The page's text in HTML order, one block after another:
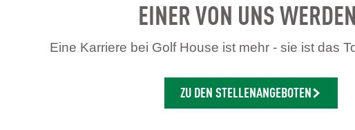
EINER VON UNS
Eine Karriere bei Golf House ist mehr - sie ist das
ZU DEN STELLENANGEBOTEN